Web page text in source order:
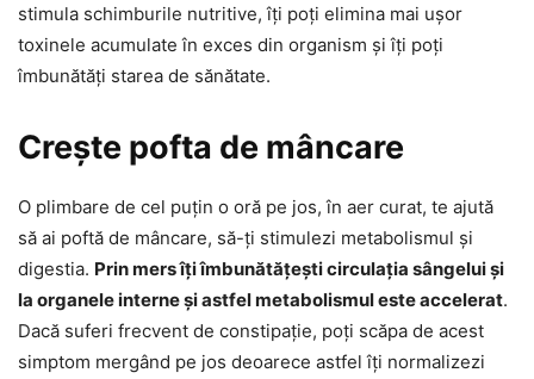
stimula schimburile nutritive, îți poți elimina mai ușor
toxinele acumulate în exces din organism și îți poți
îmbunătăți starea de sănătate.
Crește pofta de mâncare
O plimbare de cel puțin o oră pe jos, în aer curat, te ajută
să ai poftă de mâncare, să-ți stimulezi metabolismul și
digestia. Prin mers îți îmbunătățești circulația sângelui și
la organele interne și astfel metabolismul este accelerat.
Dacă suferi frecvent de constipație, poți scăpa de acest
simptom mergând pe jos deoarece astfel îți normalizezi